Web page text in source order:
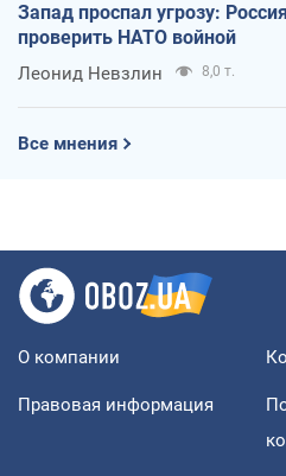
Запад проспал угрозу:
проверить НАТО войной
Леонид Невзлин 8,0 т.
Все мнения
О компании
Правовая информация